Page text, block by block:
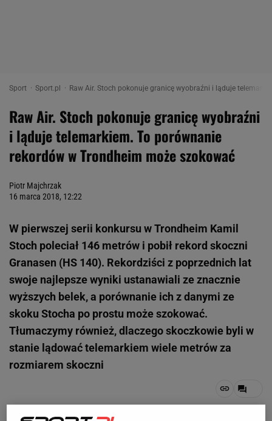
Sport Sport.pl Raw Air. Stoch pokonuje granicę wyobraźni i ląduje
Raw Air. Stoch pokonuje granicę wyobraźni
i ląduje telemarkiem. To porównanie
rekordów w Trondheim może szokować
Piotr Majchrzak
16 marca 2018, 12:22
W pierwszej serii konkursu w Trondheim Kamil
Stoch poleciał 146 metrów i pobił rekord skoczni
Granasen (HS 140). Rekordziści z poprzednich lat
swoje najlepsze wyniki ustanawiali ze znacznie
wyższych belek, a porównanie ich z danymi ze
skoku Stocha po prostu może szokować.
Tłumaczymy również, dlaczego skoczkowie byli w
stanie lądować telemarkiem wiele metrów za
rozmiarem skoczni